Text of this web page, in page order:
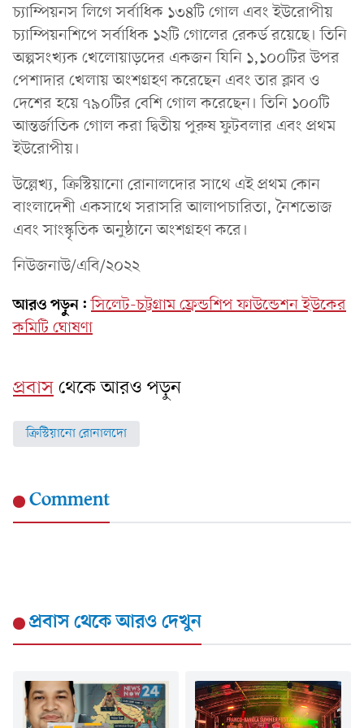
চ্যাম্পিয়নস লিগে সর্বাধিক ১৩৪টি গোল এবং ইউরোপীয়
চ্যাম্পিয়নশিপে সর্বাধিক ১২টি গোলের রেকর্ড রয়েছে। তিনি
অল্পসংখ্যক খেলোয়াড়দের একজন যিনি ১,১০০টির উপর
পেশাদার খেলায় অংশগ্রহণ করেছেন এবং তার ক্লাব ও
দেশের হয়ে ৭৯০টির বেশি গোল করেছেন। তিনি ১০০টি
আন্তর্জাতিক গোল করা দ্বিতীয় পুরুষ ফুটবলার এবং প্রথম
ইউরোপীয়।
উল্লেখ্য, ক্রিস্টিয়ানো রোনালদোর সাথে এই প্রথম কোন
বাংলাদেশী একসাথে সরাসরি আলাপচারিতা, নৈশভোজ
এবং সাংস্কৃতিক অনুষ্ঠানে অংশগ্রহণ করে।
নিউজনাউ/এবি/২০২২
আরও পড়ুন: সিলেট-চট্টগ্রাম ফ্রেন্ডশিপ ফাউন্ডেশন ইউকের
কমিটি ঘোষণা
প্রবাসথেকে আরও পড়ুন
ক্রিস্টিয়ানো রোনালদো
Comment
প্রবাসথেকে আরও দেখুন